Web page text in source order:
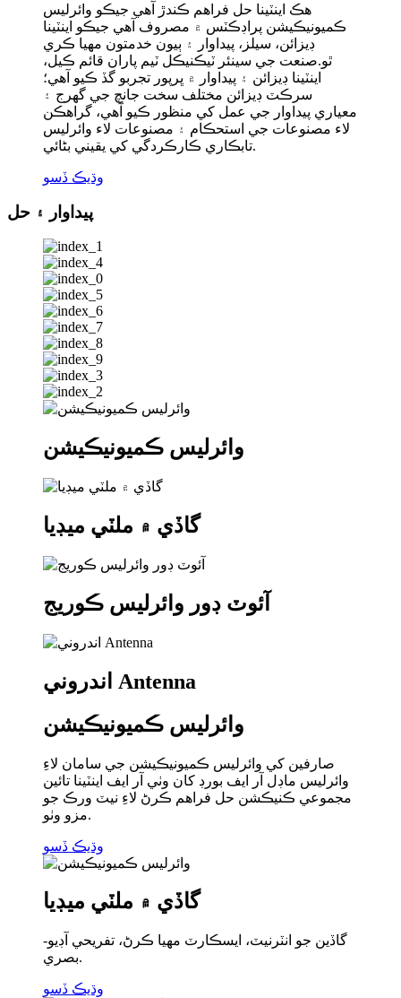
هڪ اينٽينا حل فراهم ڪندڙ آهي جيڪو وائرليس
ڪميونيڪيشن پراڊڪٽس ۾ مصروف آهي جيڪو اينٽينا
ڊيزائن، سيلز، پيداوار ۽ ٻيون خدمتون مهيا ڪري
ٿو.صنعت جي سينئر ٽيڪنيڪل ٽيم پاران قائم ڪيل،
اينٽينا ڊيزائن ۽ پيداوار ۾ ڀرپور تجربو گڏ ڪيو آهي؛
سرڪٽ ڊيزائن مختلف سخت جانچ جي گهرج ۽
معياري پيداوار جي عمل کي منظور ڪيو آهي، گراهڪن
لاء مصنوعات جي استحڪام ۽ مصنوعات لاء وائرلیس
تابڪاري ڪارڪردگي کي يقيني بڻائي.
وڌيڪ ڏسو
پيداوار ۽ حل
وائرليس ڪميونيڪيشن
گاڏي ۾ ملٽي ميڊيا
آئوٽ ڊور وائرليس ڪوريج
اندروني Antenna
وائرليس ڪميونيڪيشن
صارفين کي وائرليس ڪميونيڪيشن جي سامان لاءِ
وائرليس ماڊل آر ايف بورڊ کان وٺي آر ايف اينٽينا تائين
مجموعي ڪنيڪشن حل فراهم ڪرڻ لاءِ نيٽ ورڪ جو
مزو وٺو.
وڌيڪ ڏسو
گاڏي ۾ ملٽي ميڊيا
گاڏين جو انٽرنيٽ، ايسڪارٽ مهيا ڪرڻ، تفريحي آڊيو-
بصري.
وڌيڪ ڏسو